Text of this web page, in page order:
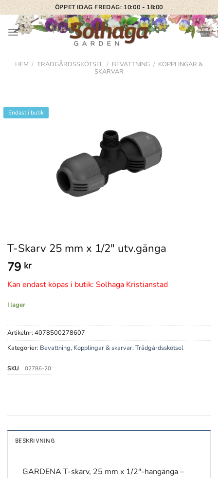
Skip
to
content
ÖPPET IDAG FREDAG: 10:00 - 18:00
HEM / TRÄDGÅRDSSKÖTSEL / BEVATTNING / KOPPLINGAR &
SKARVAR
Endast i butik
T-Skarv 25 mm x 1/2″ utv.gänga
79 kr
Kan endast köpas i butik: Solhaga Kristianstad
I lager
Artikelnr: 4078500278607
Kategorier: Bevattning, Kopplingar & skarvar,Trädgårdsskötsel
SKU 02786-20
BESKRIVNING
GARDENA T-skarv, 25 mm x 1/2″-hangänga –